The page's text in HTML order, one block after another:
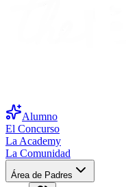
Alumno
El Concurso
La Academy
La Comunidad
Área de Padres